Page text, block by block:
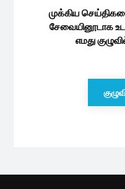
முக்கிய
சேவையினூடாக
எமது